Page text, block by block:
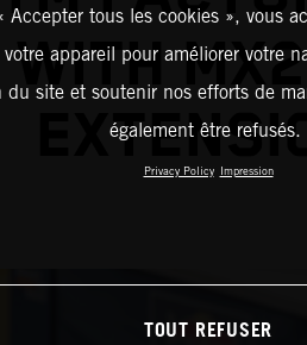
WITH
Accepter tous les cookies », vous
appareil pour améliorer votre
du site et soutenir nos efforts de
également être refusés.
Privacy Policy Impression
TOUT REFUSER